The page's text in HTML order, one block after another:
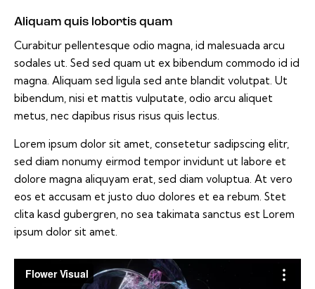
Aliquam quis lobortis quam
Curabitur pellentesque odio magna, id malesuada arcu
sodales ut. Sed sed quam ut ex bibendum commodo id id
magna. Aliquam sed ligula sed ante blandit volutpat. Ut
bibendum, nisi et mattis vulputate, odio arcu aliquet
metus, nec dapibus risus risus quis lectus.
Lorem ipsum dolor sit amet, consetetur sadipscing elitr,
sed diam nonumy eirmod tempor invidunt ut labore et
dolore magna aliquyam erat, sed diam voluptua. At vero
eos et accusam et justo duo dolores et ea rebum. Stet
clita kasd gubergren, no sea takimata sanctus est Lorem
ipsum dolor sit amet.